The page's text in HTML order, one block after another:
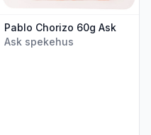
Pablo Chorizo 60g Ask
Ask spekehus